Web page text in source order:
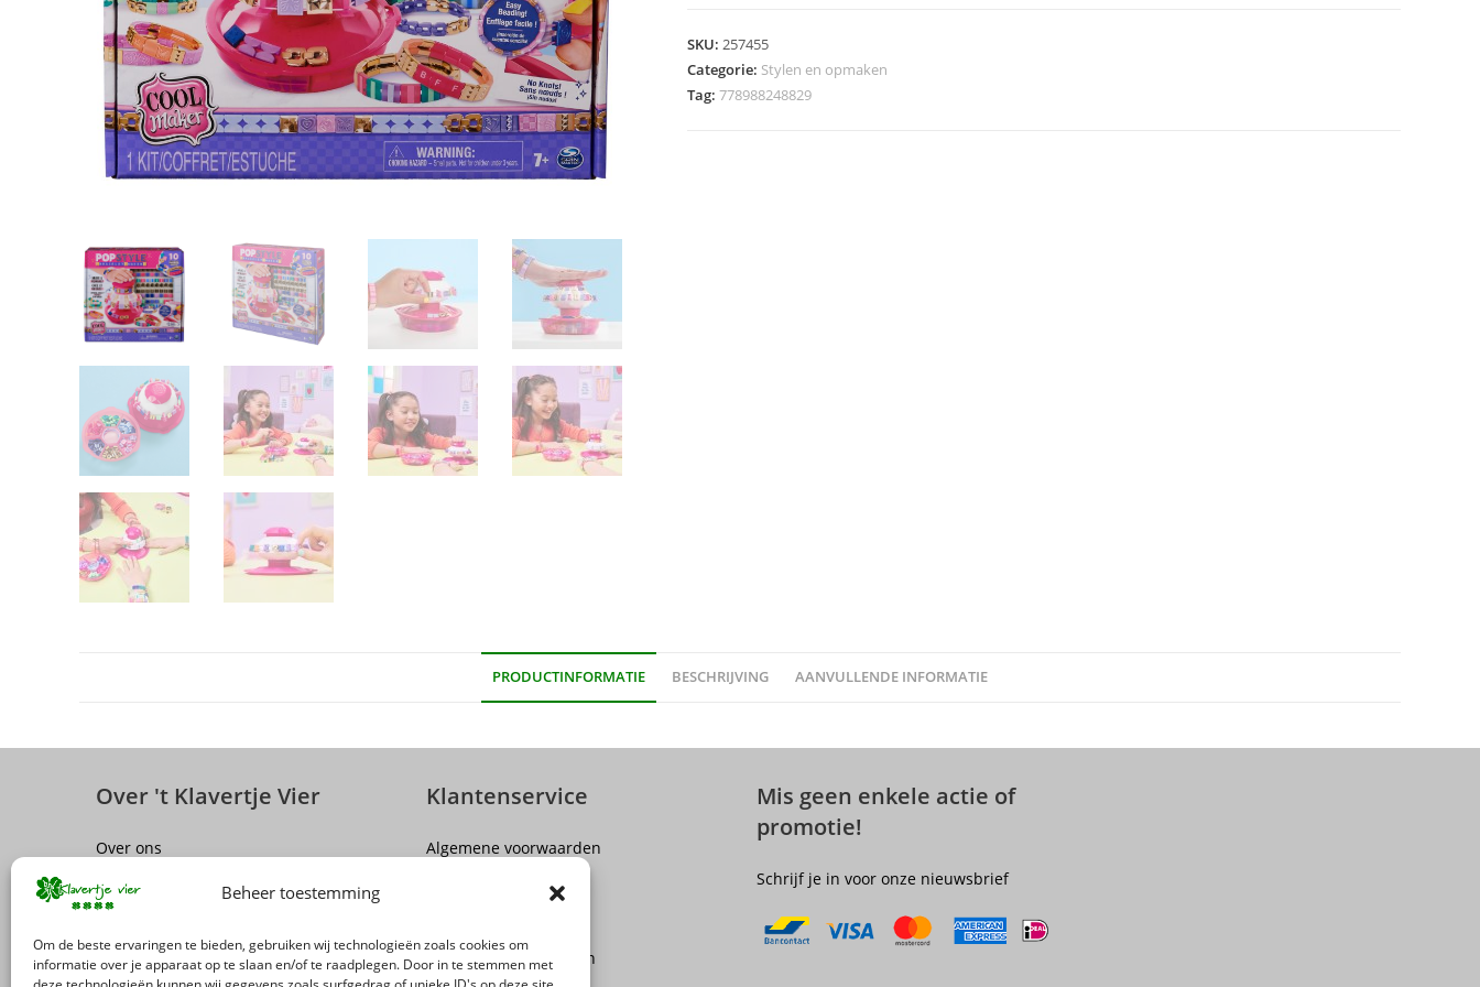
Beheer toestemming
Om de beste ervaringen te bieden, gebruiken wij technologieën zoals cookies om
informatie over je apparaat op te slaan en/of te raadplegen. Door in te stemmen met
Bracelet
Maker
SKU: 257455
Categorie: Stylen en opmaken
Tag: 778988248829
PRODUCTINFORMATIE BESCHRIJVING AANVULLENDE INFORMATIE
Over 't Klavertje Vier
Over ons
Vacatures
Klantenservice
Algemene voorwaarden
Levering en Verzenden
Mis geen enkele actie of
promotie!
Schrijf je in voor onze nieuwsbrief